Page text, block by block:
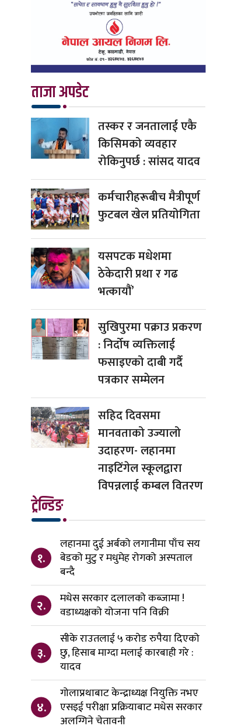
ताजा अपडेट
तस्कर र जनतालाई एकै
किसिमको व्यवहार
रोकिनुपर्छ : सांसद यादव
कर्मचारीहरूबीच मैत्रीपूर्ण
फुटबल खेल प्रतियोगिता
यसपटक मधेशमा
ठेकेदारी प्रथा र गढ
भत्कायौं’
सुखिपुरमा पक्राउ प्रकरण
: निर्दोष व्यक्तिलाई
फसाइएको दाबी गर्दै
पत्रकार सम्मेलन
सहिद दिवसमा
मानवताको उज्यालो
उदाहरण- लहानमा
नाइटिंगेल स्कूलद्वारा
विपन्नलाई कम्बल वितरण
ट्रेन्डिङ
१.
लहानमा दुई अर्बको लगानीमा पाँच सय
बेडको मुटु र मधुमेह रोगको अस्पताल
बन्दै
२.
मधेस सरकार दलालको कब्जामा !
वडाध्यक्षको योजना पनि विक्री
३.
सीके राउतलाई ५ करोड रुपैया दिएको
छु, हिसाब माग्दा मलाई कारबाही गरे :
यादव
४.
गोलाप्रथाबाट केन्द्राध्यक्ष नियुक्ति नभए
एसइई परीक्षा प्रक्रियाबाट मधेस सरकार
अलग्गिने चेतावनी